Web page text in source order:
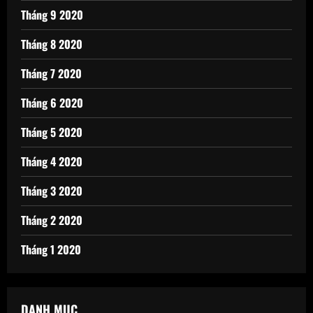
Tháng 9 2020
Tháng 8 2020
Tháng 7 2020
Tháng 6 2020
Tháng 5 2020
Tháng 4 2020
Tháng 3 2020
Tháng 2 2020
Tháng 1 2020
DANH MỤC